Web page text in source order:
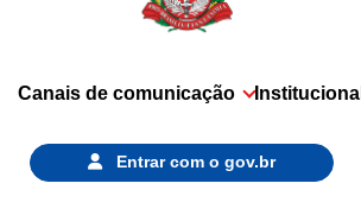
Canais de comunicação Institucional
Entrar com o gov.br